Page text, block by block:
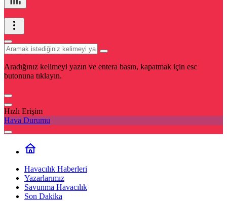
Aradığınız kelimeyi yazın ve entera basın, kapatmak için esc
butonuna tıklayın.
Hızlı Erişim
Hava Durumu
Havacılık Haberleri
Yazarlarımız
Savunma Havacılık
Son Dakika